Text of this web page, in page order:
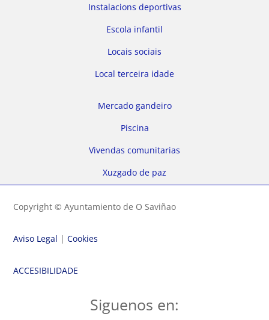
Instalacions deportivas
Escola infantil
Locais sociais
Local terceira idade
Mercado gandeiro
Piscina
Vivendas comunitarias
Xuzgado de paz
Copyright © Ayuntamiento de O Saviñao
Aviso Legal |Cookies
ACCESIBILIDADE
Siguenos en: